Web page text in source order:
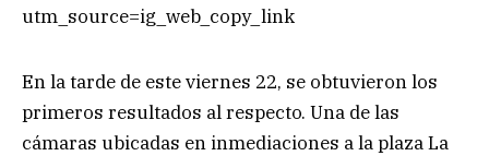
utm_source=ig_web_copy_link
En la tarde de este viernes 22, se obtuvieron los
primeros resultados al respecto. Una de las
cámaras ubicadas en inmediaciones a la plaza La